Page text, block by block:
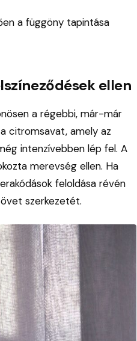
a függöny tapintása
ellen
a régebbi, már-már
citromsavat, amely az
intenzívebben lép fel. A
merevség ellen. Ha
feloldása révén
szerkezetét.